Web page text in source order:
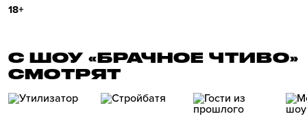
18+
С ШОУ «БРАЧНОЕ ЧТИВО»
СМОТРЯТ